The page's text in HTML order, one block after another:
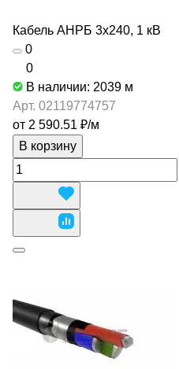
Кабель АНРБ 3х240, 1 кВ
0
0
В наличии: 2039 м
Арт. 02119774757
от 2 590.51 ₽/м
В корзину